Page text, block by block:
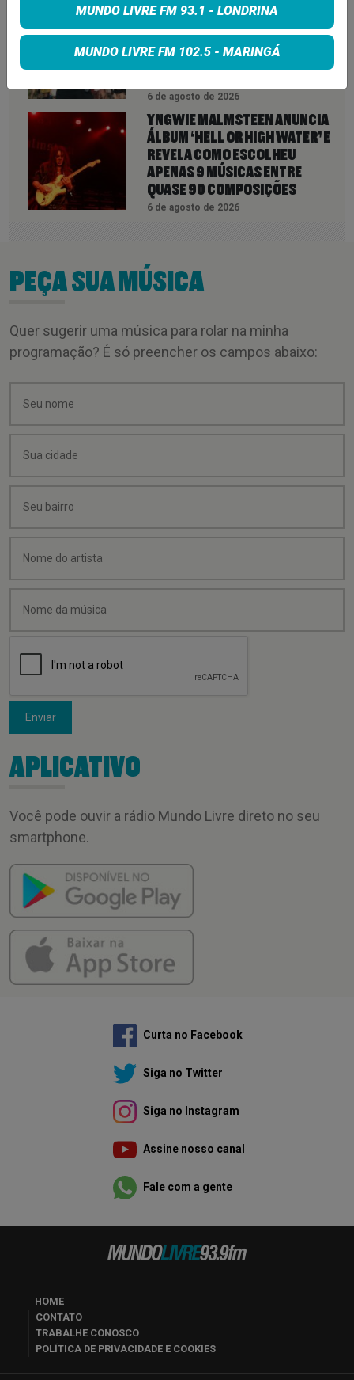
QUEENS OF THE STONE AGE CRIA
LINHA TELEFÔNICA PARA OUVIR
RECLAMAÇÕES DOS FÃS; BANDA
DIZ QUE “NENHUMA LAMÚRIA É
6 de agosto de 2026
YNGWIE MALMSTEEN ANUNCIA
ÁLBUM ‘HELL OR HIGH WATER’ E
REVELA COMO ESCOLHEU
APENAS 9 MÚSICAS ENTRE
QUASE 90 COMPOSIÇÕES
6 de agosto de 2026
PEÇA SUA MÚSICA
Quer sugerir uma música para rolar na minha
programação? É só preencher os campos abaixo:
Enviar
APLICATIVO
Você pode ouvir a rádio Mundo Livre direto no seu
smartphone.
Curta no Facebook
Siga no Twitter
Siga no Instagram
Assine nosso canal
Fale com a gente
HOME
CONTATO
TRABALHE CONOSCO
POLÍTICA DE PRIVACIDADE E COOKIES
MUNDO LIVRE FM 93.1 - LONDRINA
MUNDO LIVRE FM 102.5 - MARINGÁ